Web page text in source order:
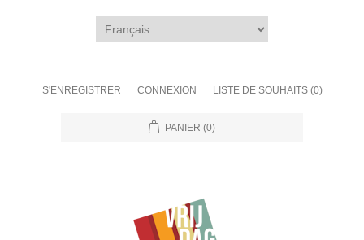
S'ENREGISTRER CONNEXION LISTE DE SOUHAITS (0)
PANIER (0)